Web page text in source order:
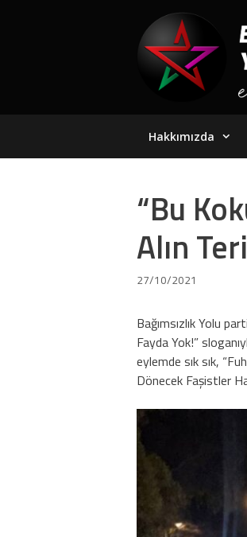
Hakkımızda
“Bu
Alın
27/10/2021
Bağımsızlık Yolu
Fayda Yok!”
eylemde sık sık,
Dönecek Faşistler